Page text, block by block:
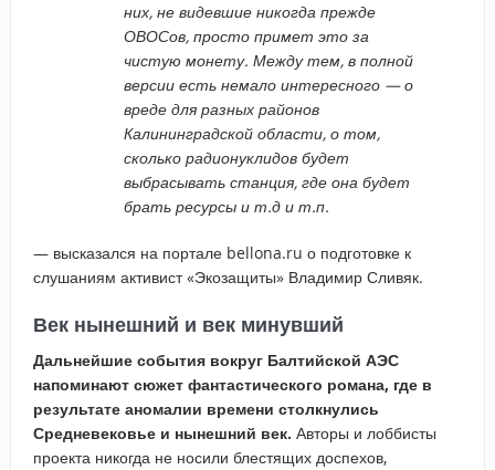
них, не видевшие никогда прежде
ОВОСов, просто примет это за
чистую монету. Между тем, в полной
версии есть немало интересного — о
вреде для разных районов
Калининградской области, о том,
сколько радионуклидов будет
выбрасывать станция, где она будет
брать ресурсы и т.д и т.п.
— высказался на портале bellona.ru о подготовке к
слушаниям активист «Экозащиты» Владимир Сливяк.
Век нынешний и век минувший
Дальнейшие события вокруг Балтийской АЭС
напоминают сюжет фантастического романа, где в
результате аномалии времени столкнулись
Средневековье и нынешний век. Авторы и лоббисты
проекта никогда не носили блестящих доспехов,